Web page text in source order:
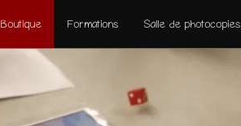
Boutique Formations Salle de photocopies